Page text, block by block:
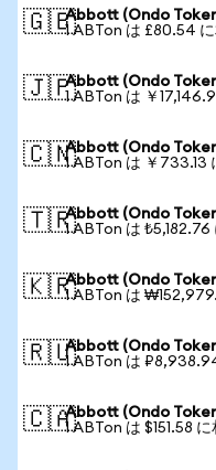
🇬🇧Abbott (Ondo
1 ABTon は £80.54 に
🇯🇵Abbott (Ondo
1 ABTon は ￥
🇨🇳Abbott (Ondo
1 ABTon は ￥733.13
🇹🇷Abbott (Ondo
1 ABTon は ₺5,182.76
🇰🇷Abbott (Ondo
1 ABTon は
🇷🇺Abbott (Ondo
1 ABTon は
🇨🇦Abbott (Ondo
1 ABTon は $151.58 に